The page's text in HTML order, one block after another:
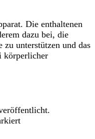
Die enthaltenen
dazu bei, die
zu unterstützen und das
körperlicher